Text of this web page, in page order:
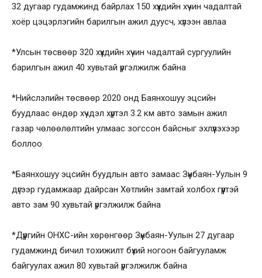
32 дугаар гудамжинд байрлах 150 хүүхдийн хүчин чадалтай
хоёр цэцэрлэгийн барилгын ажил дуусч, хүлээн авлаа
*Улсын төсвөөр 320 хүүхдийн хүчин чадалтай сургуулийн
барилгын ажил 40 хувьтай үргэлжилж байна
*Нийслэлийн төсвөөр 2020 онд Баянхошуу эцсийн
буудлаас өндөр хүчдэл хүртэл 3.2 км авто замын ажил
газар чөлөөлөлтийн улмаас зогссон байсныг эхлүүлэхээр
боллоо
*Баянхошуу эцсийн буудлын авто замаас Зүүнбаян-Уулын 9
дүгээр гудамжаар дайрсан Хөтлийн замтай холбох гүүртэй
авто зам 90 хувьтай үргэлжилж байна
*Дүүргийн ОНХС-ийн хөрөнгөөр Зүүнбаян-Уулын 27 дугаар
гудамжинд бичил тохижилт бүхий ногоон байгууламж
байгуулах ажил 80 хувьтай үргэлжилж байна